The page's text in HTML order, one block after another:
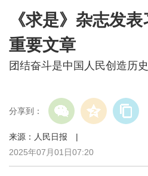
《求是》杂志发
重要文章
团结奋斗是中国人民创造历
分享到：
来源：人民日报 |
2025年07月01日07:20